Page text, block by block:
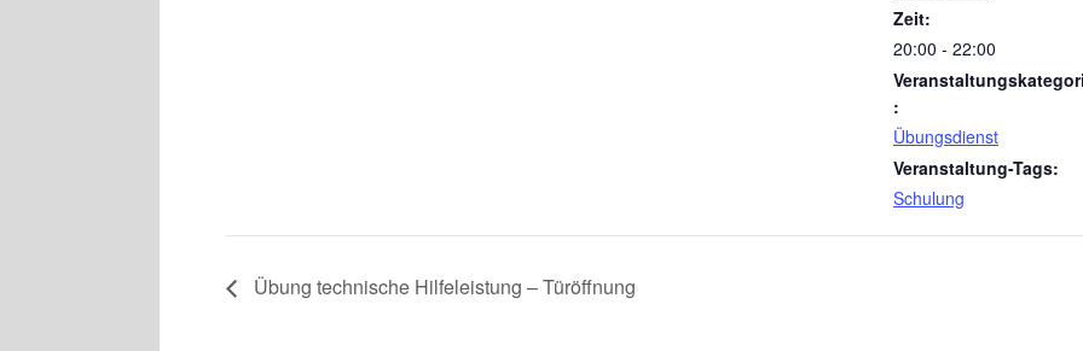
Zeit:
20:00 - 22:00
:
Übungsdienst
Veranstaltung-Tags:
Schulung
Übung technische Hilfeleistung – Türöffnung